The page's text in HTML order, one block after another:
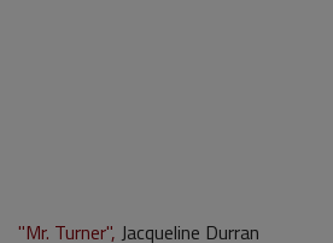
"Mr. Turner", Jacqueline Durran